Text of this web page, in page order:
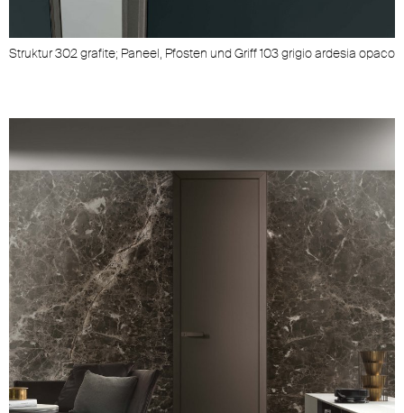
Struktur 302 grafite; Paneel, Pfosten und Griff 103 grigio ardesia opaco